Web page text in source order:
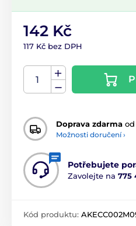
142 Kč
117 Kč bez DPH
Doprava zdarma od
Možnosti doručení ›
Potřebujete
Zavolejte na 775
Kód produktu: